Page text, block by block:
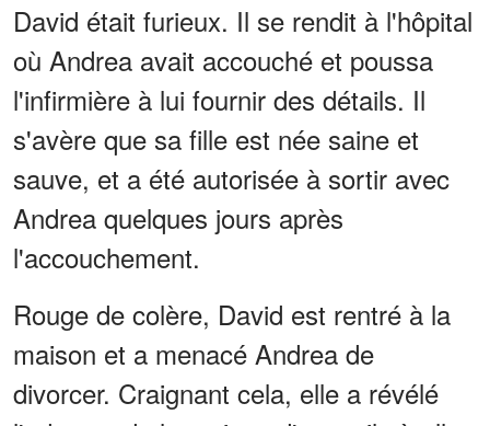
David était furieux. Il se rendit à l'hôpital
où Andrea avait accouché et poussa
l'infirmière à lui fournir des détails. Il
s'avère que sa fille est née saine et
sauve, et a été autorisée à sortir avec
Andrea quelques jours après
l'accouchement.
Rouge de colère, David est rentré à la
maison et a menacé Andrea de
divorcer. Craignant cela, elle a révélé